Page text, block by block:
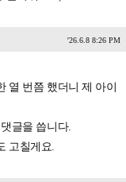
'26.6.8 8:26 PM
열 번쯤 했더니 제 아이
글을 씁니다.
고칠게요.